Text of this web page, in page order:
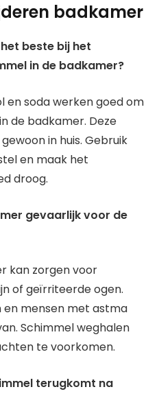
badkamer
beste bij het
in de badkamer?
en soda werken goed om
de badkamer. Deze
in huis. Gebruik
en maak het
droog.
gevaarlijk voor de
kan zorgen voor
of geïrriteerde ogen.
en mensen met astma
Schimmel weghalen
te voorkomen.
terugkomt na